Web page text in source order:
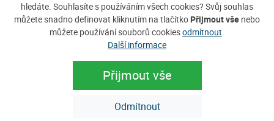
hledáte. Souhlasíte s používáním všech cookies? Svůj souhlas
můžete snadno definovat kliknutím na tlačítko Přijmout vše nebo
můžete používání souborů cookiesodmítnout.
Další informace
Přijmout vše
Odmítnout
Tábor Javorníček
Táborová základna s 15 chatkami pro 4
přírodu. I dospěláci se mohou vrátit do dětských...
Cena: 600 Kč za pokoj / noc